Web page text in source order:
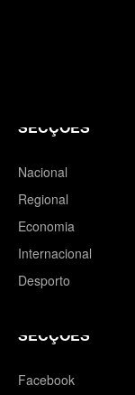
SECÇÕES
Nacional
Regional
Economia
Internacional
Desporto
SECÇÕES
Facebook